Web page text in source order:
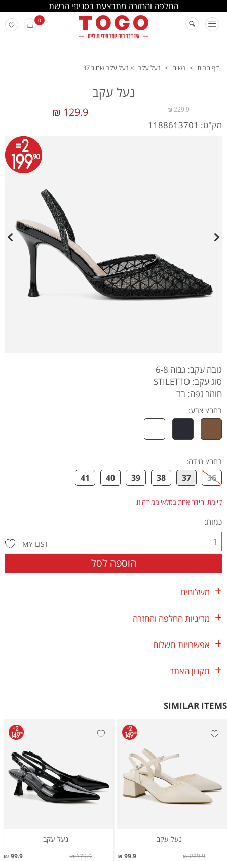
החלפה והחזרה מתבצעת בסניפי הרשת
0
דף הבית > נשים > נעל עקב > נעל עקב שחור 37
נעל עקב
129.9 ₪ 229.9 ₪
מק"ט: 1188613701
גובה עקב: גבוה 6-8
סוג עקב: STILETTO
חומר גפה: בד
בחר/י צבע:
בחר/י מידה:
36
37
38
39
40
41
קיימת יחידה אחת במלאי ממידה זו.
כמות:
הוספה לסל
MY LIST
משלוחים
מדיניות החלפה והחזרה
אפשרויות תשלום
תקנון האתר
SIMILAR ITEMS
נעל עקב
99.9 ₪ 229.9 ₪
נעל עקב
99.9 ₪ 179.9 ₪